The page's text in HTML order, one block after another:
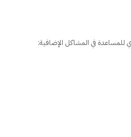
في المشاكل الإضافية: